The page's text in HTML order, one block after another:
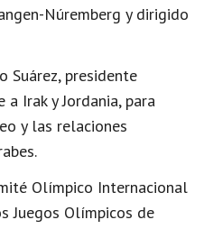
Núremberg y dirigido
Suárez, presidente
a Irak y Jordania, para
y las relaciones
Olímpico Internacional
Juegos Olímpicos de